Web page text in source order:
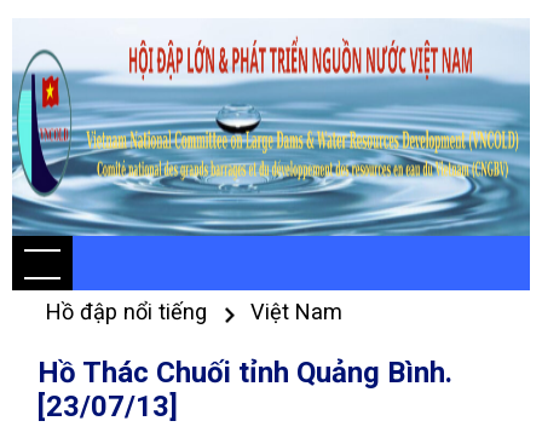
Hồ đập nổi tiếng Việt Nam
Hồ Thác Chuối tỉnh Quảng Bình.
[23/07/13]